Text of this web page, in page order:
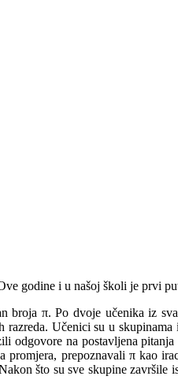
godine i u našoj školi je prvi
π. Po dvoje učenika iz
Učenici su u
odgovore na postavljena
prepoznavali π kao
što su sve skupine završile